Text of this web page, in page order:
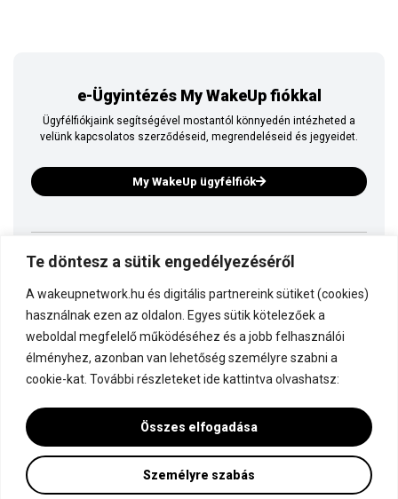
Te döntesz a sütik engedélyezéséről
A wakeupnetwork.hu és digitális partnereink sütiket (cookies)
használnak ezen az oldalon. Egyes sütik kötelezőek a
weboldal megfelelő működéséhez és a jobb felhasználói
élményhez, azonban van lehetőség személyre szabni a
cookie-kat. További részleteket ide kattintva olvashatsz:
Személyre szabás
Összes elfogadása
e-Ügyintézés My WakeUp fiókkal
Ügyfélfiókjaink segítségével mostantól könnyedén intézheted a
velünk kapcsolatos szerződéseid, megrendeléseid és jegyeidet.
My WakeUp ügyfélfiók
Ez is a WakeUp
Kapcsolódj a WakeUp-hoz!
Dokumentáció